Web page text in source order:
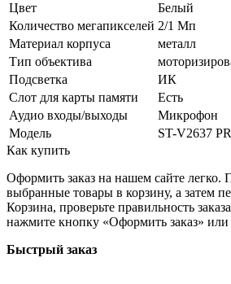
Цвет
Белый
Количество мегапикселей 2/1 Мп
Материал корпуса
металл
Тип объектива
Подсветка
ИК
Слот для карты памяти
Есть
Аудио входы/выходы
Микрофон
Модель
ST-V2637
Как купить
Оформить заказ на нашем сайте легко.
выбранные товары в корзину, а затем
Корзина, проверьте правильность
нажмите кнопку «Оформить заказ» или
Быстрый заказ